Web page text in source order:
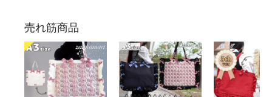
売れ筋商品